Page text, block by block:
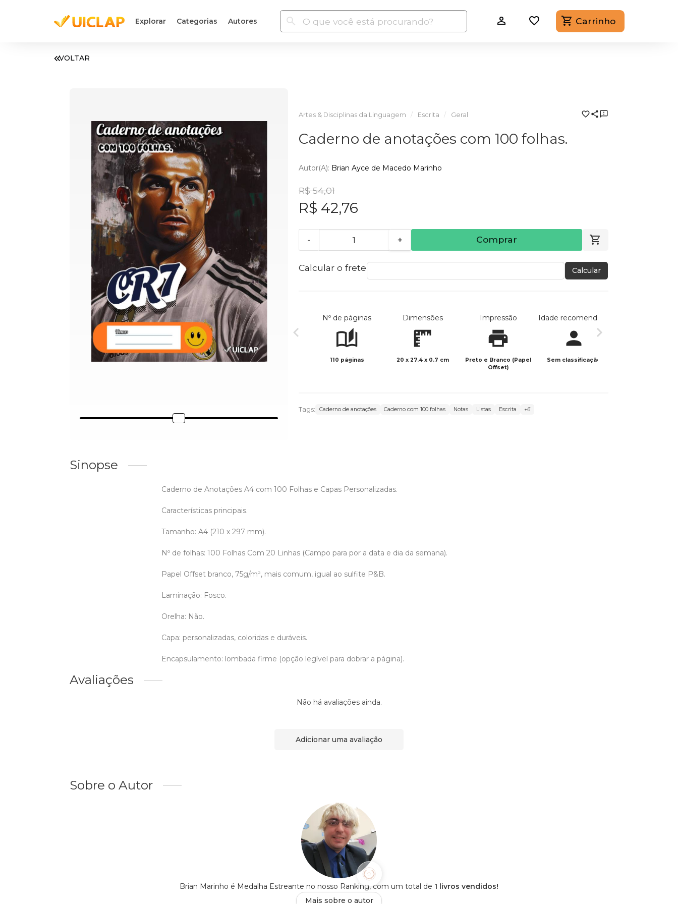
Explorar Categorias Autores Carrinho
VOLTAR
Artes & Disciplinas da Linguagem Escrita Geral
Caderno de anotações com 100 folhas.
Autor(a): Brian Ayce de Macedo Marinho
R$ 54,01
R$ 42,76
- + Comprar
Calcular o frete Calcular
Nº de páginas
110 páginas
Dimensões
20 x 27.4 x 0.7 cm
Impressão
Preto e Branco (Papel
Offset)
Idade recomendada
Sem classificação
Tags: Caderno de anotações Caderno com 100 folhas Notas Listas Escrita +6
Sinopse
Caderno de Anotações A4 com 100 Folhas e Capas Personalizadas.
Características principais.
Tamanho: A4 (210 x 297 mm).
Nº de folhas: 100 Folhas Com 20 Linhas (Campo para por a data e dia da semana).
Papel Offset branco, 75g/m², mais comum, igual ao sulfite P&B.
Laminação: Fosco.
Orelha: Não.
Capa: personalizadas, coloridas e duráveis.
Encapsulamento: lombada firme (opção legível para dobrar a página).
Avaliações
Não há avaliações ainda.
Adicionar uma avaliação
Sobre o Autor
Brian Marinho é Medalha Estreante no nosso Ranking, com um total de 1 livros vendidos!
Mais sobre o autor